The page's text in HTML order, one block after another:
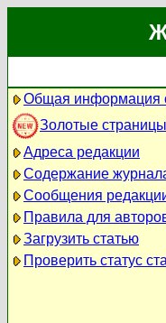
Общая информация
Золотые страницы
Адреса редакции
Содержание
Сообщения
Правила для
Загрузить статью
Проверить статус